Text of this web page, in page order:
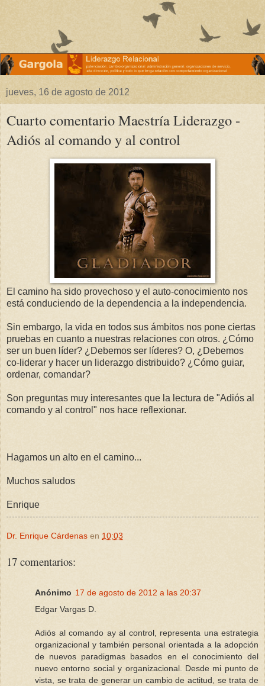
jueves, 16 de agosto de 2012
Cuarto comentario Maestría Liderazgo -
Adiós al comando y al control
El camino ha sido provechoso y el auto-conocimiento nos
está conduciendo de la dependencia a la independencia.
Sin embargo, la vida en todos sus ámbitos nos pone ciertas
pruebas en cuanto a nuestras relaciones con otros. ¿Cómo
ser un buen líder? ¿Debemos ser líderes? O, ¿Debemos
co-liderar y hacer un liderazgo distribuido? ¿Cómo guiar,
ordenar, comandar?
Son preguntas muy interesantes que la lectura de "Adiós al
comando y al control" nos hace reflexionar.
Hagamos un alto en el camino...
Muchos saludos
Enrique
Dr. Enrique Cárdenas en 10:03
17 comentarios:
Anónimo 17 de agosto de 2012 a las 20:37
Edgar Vargas D.
Adiós al comando ay al control, representa una estrategia
organizacional y también personal orientada a la adopción
de nuevos paradigmas basados en el conocimiento del
nuevo entorno social y organizacional. Desde mi punto de
vista, se trata de generar un cambio de actitud, se trata de